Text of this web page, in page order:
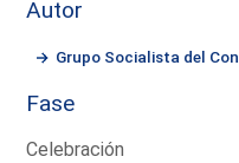
Autor
Grupo Socialista del
Fase
Celebración